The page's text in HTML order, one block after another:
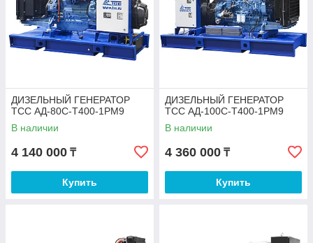
ДИЗЕЛЬНЫЙ ГЕНЕРАТОР
ТСС АД-80С-Т400-1РМ9
В наличии
4 140 000 ₸
Купить
ДИЗЕЛЬНЫЙ ГЕНЕРАТОР
ТСС АД-100С-Т400-1РМ9
В наличии
4 360 000 ₸
Купить